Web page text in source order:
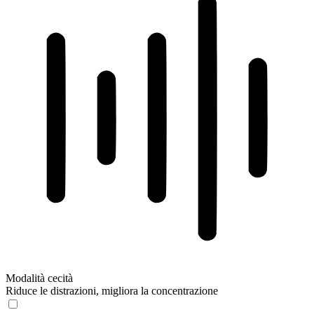
Modalità cecità
Riduce le distrazioni, migliora la concentrazione